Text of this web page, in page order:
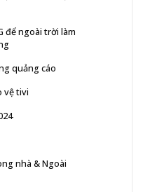
để ngoài trời làm
quảng cáo
vệ tivi
nhà & Ngoài